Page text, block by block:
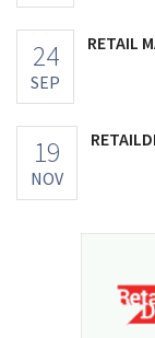
24
SEP
RETAIL
19
NOV